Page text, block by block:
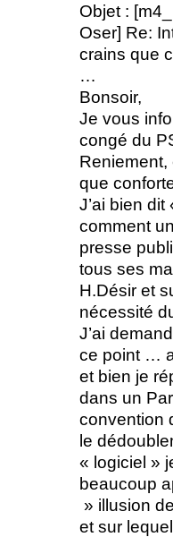
Objet :
Oser] Re:
crains que
…
Bonsoir,
Je vous
congé du
que
J’ai bien
comment
presse
tous ses
H.Désir et
nécessité
J’ai
ce point …
et bien je
dans un
convention
le
« logiciel »
beaucoup
» illusion
et sur